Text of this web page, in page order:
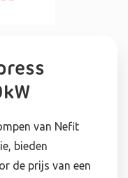
van Nefit
bieden
de prijs van een